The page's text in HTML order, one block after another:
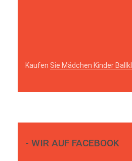
Kaufen Sie Mädchen Kinder
- WIR AUF FACEBOOK